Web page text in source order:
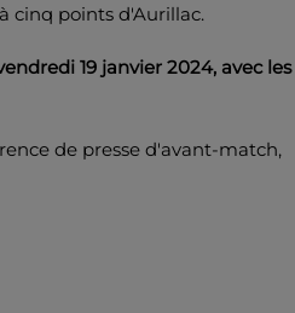
cinq points d'Aurillac.
19 janvier 2024, avec les
de presse d'avant-match,